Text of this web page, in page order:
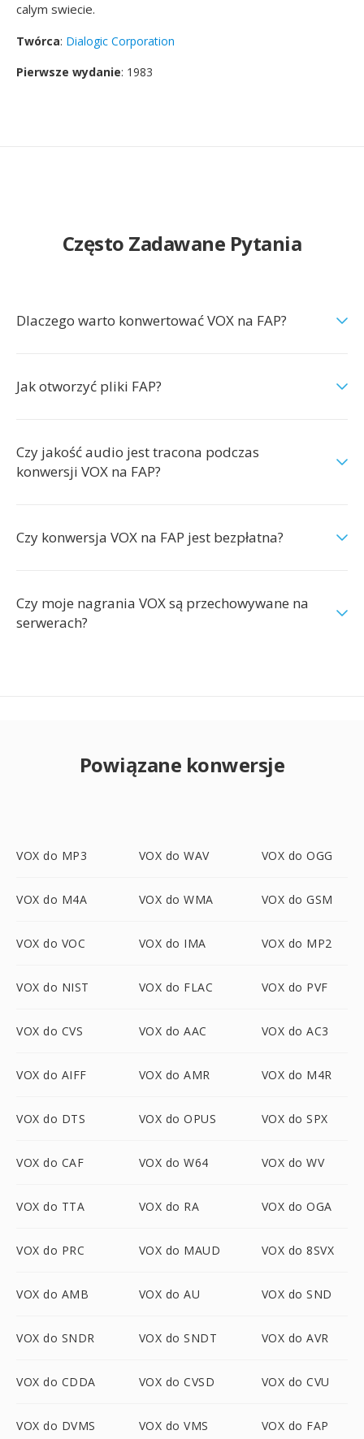
calym swiecie.
Twórca: Dialogic Corporation
Pierwsze wydanie: 1983
Często Zadawane Pytania
Dlaczego warto konwertować VOX na FAP?
Jak otworzyć pliki FAP?
Czy jakość audio jest tracona podczas
konwersji VOX na FAP?
Czy konwersja VOX na FAP jest bezpłatna?
Czy moje nagrania VOX są przechowywane na
serwerach?
Powiązane konwersje
VOX do MP3 VOX do WAV VOX do OGG
VOX do M4A VOX do WMA VOX do GSM
VOX do VOC VOX do IMA VOX do MP2
VOX do NIST VOX do FLAC VOX do PVF
VOX do CVS VOX do AAC VOX do AC3
VOX do AIFF VOX do AMR VOX do M4R
VOX do DTS VOX do OPUS VOX do SPX
VOX do CAF VOX do W64 VOX do WV
VOX do TTA VOX do RA VOX do OGA
VOX do PRC VOX do MAUD VOX do 8SVX
VOX do AMB VOX do AU VOX do SND
VOX do SNDR VOX do SNDT VOX do AVR
VOX do CDDA VOX do CVSD VOX do CVU
VOX do DVMS VOX do VMS VOX do FAP